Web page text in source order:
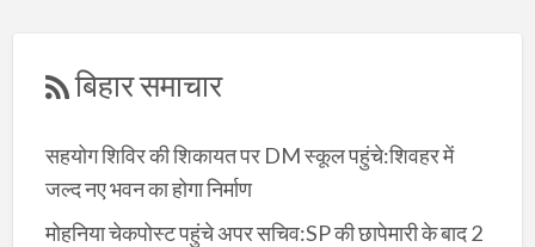
बिहार समाचार
सहयोग शिविर की शिकायत पर DM स्कूल पहुंचे:शिवहर में
जल्द नए भवन का होगा निर्माण
मोहनिया चेकपोस्ट पहुंचे अपर सचिव:SP की छापेमारी के बाद 2